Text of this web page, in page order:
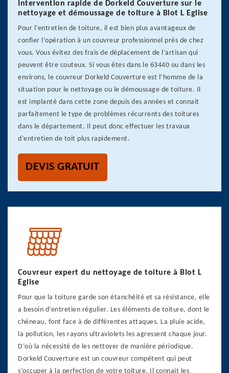
Intervention rapide de Dorkeld Couverture sur le
nettoyage et démoussage de toiture à Blot L Eglise
Pour l’entretien de toiture, il est bien plus avantageux de
confier l’opération à un couvreur professionnel près de chez
vous. Vous évitez des frais de déplacement de l’artisan qui
peuvent être couteux. Si vous êtes dans le 63440 ou dans les
environs, le couvreur Dorkeld Couverture est l’homme de la
situation pour le nettoyage ou le démoussage de toiture. Il
est implanté dans cette zone depuis des années et connait
parfaitement le type de problèmes récurrents des toitures
dans le département. Il peut donc effectuer les travaux
d’entretien de toit plus rapidement.
DEVIS GRATUIT
Couvreur expert du nettoyage de toiture à Blot L
Eglise
Pour que la toiture garde son étanchéité et sa résistance, elle
a besoin d’entretien régulier. Les éléments de toiture, dont le
chéneau, font face à de différentes attaques. La pluie acide,
la pollution, les rayons ultraviolets les agressent chaque jour.
D’où la nécessité de les nettoyer de manière périodique.
Dorkeld Couverture est un couvreur compétent qui peut
s’occuper à la perfection de votre toiture. Il connait les